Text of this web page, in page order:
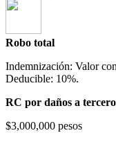
Robo total
Indemnización: Valor
Deducible: 10%.
RC por daños a
$3,000,000 pesos